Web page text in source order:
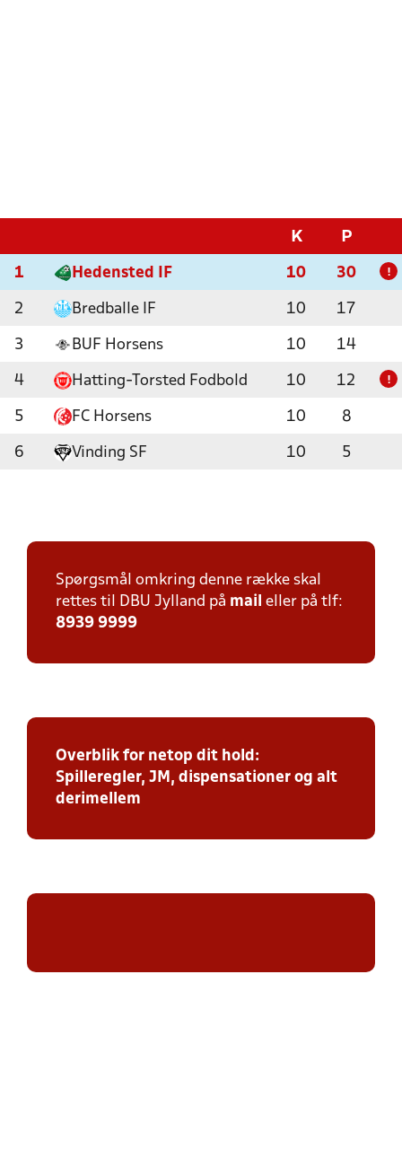
K P
1 Hedensted IF 10 30 !
2 Bredballe IF 10 17
3 BUF Horsens 10 14
4 Hatting-Torsted Fodbold 10 12 !
5 FC Horsens 10 8
6 Vinding SF 10 5
Spørgsmål omkring denne række skal
rettes til DBU Jylland på mail eller på tlf:
8939 9999
Overblik for netop dit hold:
Spilleregler, JM, dispensationer og alt
derimellem